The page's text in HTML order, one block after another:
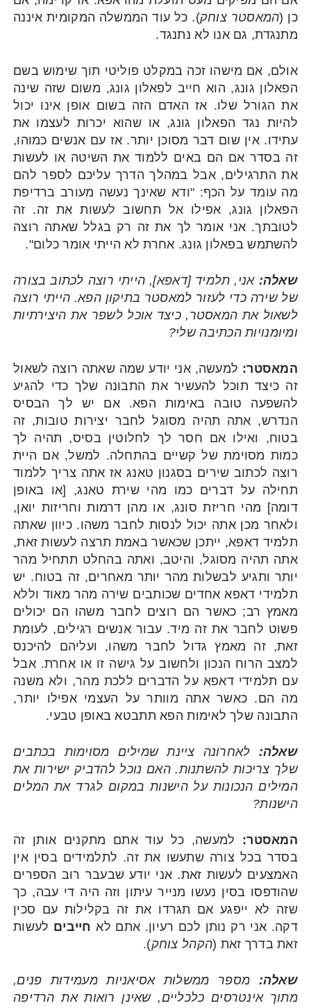
כן (המאסטר צוחק). כל עוד הממשלה המקומית איננה
מתנגדת, גם אנו לא נתנגד.
אולם, אם מישהו זכה במקלט פוליטי תוך שימוש בשם
הפאלון גונג, הוא חייב לפאלון גונג, משום שזה שינה
את הגורל שלו. אז האדם הזה בשום אופן אינו יכול
להיות נגד הפאלון גונג, או שהוא יכרות לעצמו את
עתידו. אין שום דבר מסוכן יותר. אז עם אנשים כמוהו,
זה בסדר אם הם באים ללמוד את השיטה או לעשות
את התרגילים, אבל במהלך הדרך עליכם לספר להם
מה עומד על הכף: "ודא שאינך נעשה מעורב ברדיפת
הפאלון גונג, אפילו אל תחשוב לעשות את זה. זה
לטובתך. אני אומר לך את זה רק בגלל שאתה רוצה
להשתמש בפאלון גונג. אחרת לא הייתי אומר כלום".
שאלה:אני, תלמיד [דאפא], הייתי רוצה לכתוב בצורה
של שירה כדי לעזור למאסטר בתיקון הפא. הייתי רוצה
לשאול את המאסטר, כיצד אוכל לשפר את היצירתיות
ומיומנויות הכתיבה שלי?
המאסטר: למעשה, אני יודע שמה שאתה רוצה לשאול
זה כיצד תוכל להעשיר את התבונה שלך כדי להגיע
להשפעה טובה באימות הפא. אם יש לך הבסיס
הנדרש, אתה תהיה מסוגל לחבר יצירות טובות, זה
בטוח, ואילו אם חסר לך לחלוטין בסיס, תהיה לך
כמות מסוימת של קשיים בהתחלה. למשל, אם היית
רוצה לכתוב שירים בסגנון טאנג אז אתה צריך ללמוד
תחילה על דברים כמו מהי שירת טאנג, [או באופן
דומה] מהי חריזת סונג, או מהן דרמות וחריזות יואן,
ולאחר מכן אתה יכול לנסות לחבר משהו. כיוון שאתה
תלמיד דאפא, ייתכן שכאשר באמת תרצה לעשות זאת,
אתה תהיה מסוגל, והיטב, ואתה בהחלט תתחיל מהר
יותר ותגיע לבשלות מהר יותר מאחרים, זה בטוח. יש
תלמידי דאפא אחדים שכותבים שירה מהר מאוד וללא
מאמץ רב; כאשר הם רוצים לחבר משהו הם יכולים
פשוט לחבר את זה מיד. עבור אנשים רגילים, לעומת
זאת, זה מאמץ גדול לחבר משהו, ועליהם להיכנס
למצב הרוח הנכון ולחשוב על גישה זו או אחרת. אבל
עם תלמידי דאפא על הדברים ללכת מהר, ולא משנה
מה הם. כאשר אתה מוותר על העצמי אפילו יותר,
התבונה שלך לאימות הפא תתבטא באופן טבעי.
שאלה: לאחרונה ציינת שמילים מסוימות בכתבים
שלך צריכות להשתנות. האם נוכל להדביק ישירות את
המילים הנכונות על הישנות במקום לגרד את המלים
הישנות?
המאסטר: למעשה, כל עוד אתם מתקנים אותן זה
בסדר בכל צורה שתעשו את זה. לתלמידים בסין אין
האמצעים לעשות זאת. אני יודע שבעבר רוב הספרים
שהודפסו בסין נעשו מנייר עיתון וזה היה די עבה, כך
שזה לא ייפגע אם תגרדו את זה בקלילות עם סכין
דקה. אני רק נותן לכם רעיון. אתם לא חייבים לעשות
זאת בדרך זאת (הקהל צוחק).
שאלה: מספר ממשלות אסיאניות מעמידות פנים,
מתוך אינטרסים כלכליים, שאינן רואות את הרדיפה